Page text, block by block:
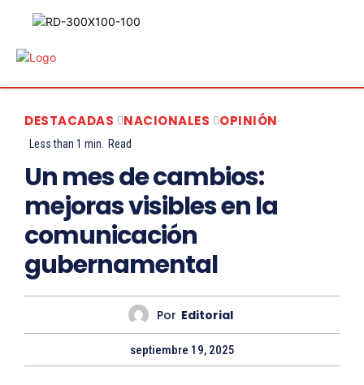
DESTACADAS NACIONALES OPINIÓN
Less than 1 min. Read
Un mes de cambios:
mejoras visibles en la
comunicación
gubernamental
Por Editorial
septiembre 19, 2025